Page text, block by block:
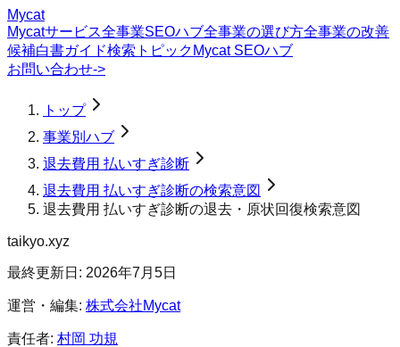
Mycat
Mycatサービス全事業SEOハブ全事業の選び方全事業の改善
候補白書ガイド検索トピック Mycat SEOハブ
お問い合わせ->
トップ
事業別ハブ
退去費用 払いすぎ診断
退去費用 払いすぎ診断の検索意図
退去費用 払いすぎ診断の退去・原状回復検索意図
taikyo.xyz
最終更新日: 2026年7月5日
運営・編集: 株式会社Mycat
責任者: 村岡 功規